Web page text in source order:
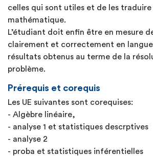
celles qui sont utiles et de les
mathématique.
L’étudiant doit enfin être en mesure
clairement et correctement en
résultats obtenus au terme de la
problème.
Prérequis et corequis
Les UE suivantes sont corequises:
- Algèbre linéaire,
- analyse 1 et statistiques descrptives
- analyse 2
- proba et statistiques inférentielles